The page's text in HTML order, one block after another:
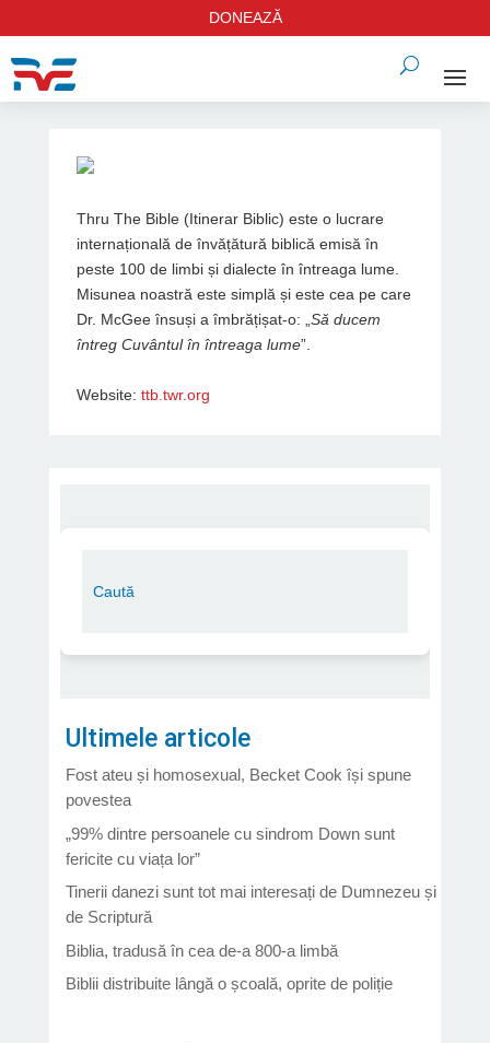
DONEAZĂ
Thru The Bible (Itinerar Biblic) este o lucrare
internațională de învățătură biblică emisă în
peste 100 de limbi și dialecte în întreaga lume.
Misunea noastră este simplă și este cea pe care
Dr. McGee însuși a îmbrățișat-o: „ Să ducem
întreg Cuvântul în întreaga lume”.
Website: ttb.twr.org
Ultimele articole
Fost ateu și homosexual, Becket Cook își spune
povestea
„99% dintre persoanele cu sindrom Down sunt
fericite cu viața lor”
Tinerii danezi sunt tot mai interesați de Dumnezeu și
de Scriptură
Biblia, tradusă în cea de-a 800-a limbă
Biblii distribuite lângă o școală, oprite de poliție